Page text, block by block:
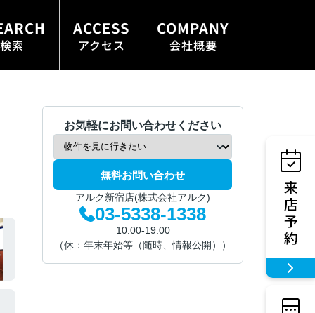
索
ACCESS
アクセス
COMPANY
会社概要
お気軽にお問い合わせください
無料お問い合わせ
アルク新宿店(株式会社アルク)
03-5338-1338
10:00-19:00
（休：年末年始等（随時、情報公開））